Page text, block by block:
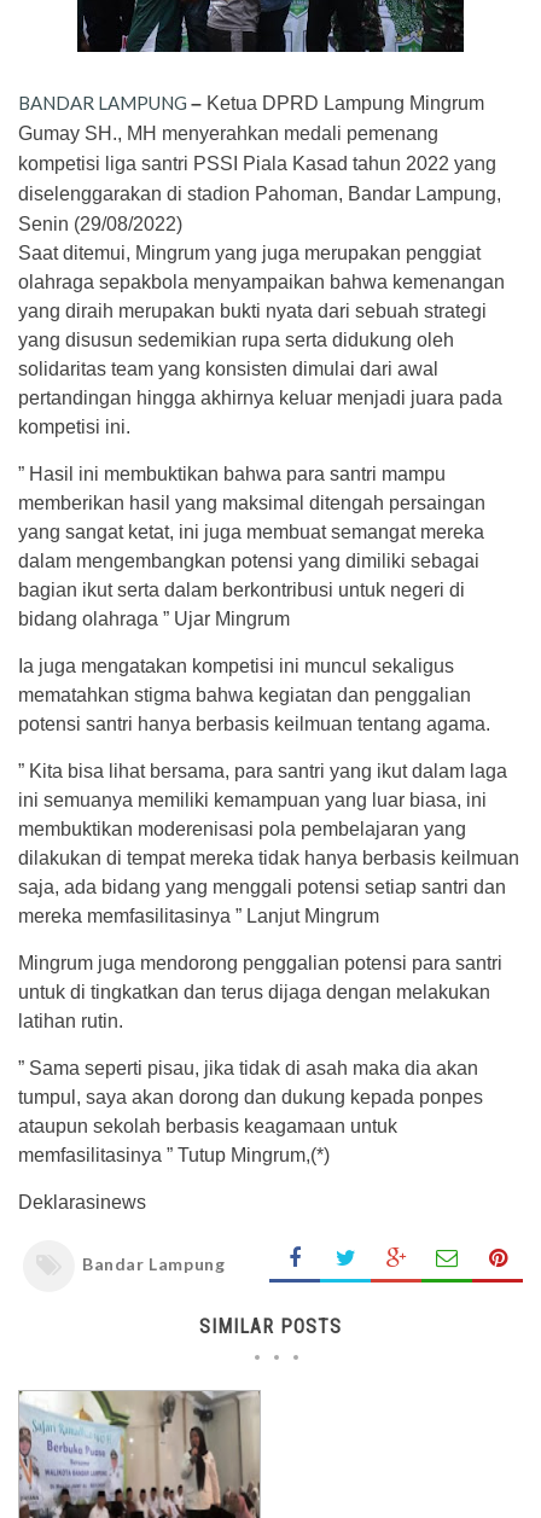
BANDAR LAMPUNG – Ketua DPRD Lampung Mingrum
Gumay SH., MH menyerahkan medali pemenang
kompetisi liga santri PSSI Piala Kasad tahun 2022 yang
diselenggarakan di stadion Pahoman, Bandar Lampung,
Senin (29/08/2022)
Saat ditemui, Mingrum yang juga merupakan penggiat
olahraga sepakbola menyampaikan bahwa kemenangan
yang diraih merupakan bukti nyata dari sebuah strategi
yang disusun sedemikian rupa serta didukung oleh
solidaritas team yang konsisten dimulai dari awal
pertandingan hingga akhirnya keluar menjadi juara pada
kompetisi ini.
” Hasil ini membuktikan bahwa para santri mampu
memberikan hasil yang maksimal ditengah persaingan
yang sangat ketat, ini juga membuat semangat mereka
dalam mengembangkan potensi yang dimiliki sebagai
bagian ikut serta dalam berkontribusi untuk negeri di
bidang olahraga ” Ujar Mingrum
Ia juga mengatakan kompetisi ini muncul sekaligus
mematahkan stigma bahwa kegiatan dan penggalian
potensi santri hanya berbasis keilmuan tentang agama.
” Kita bisa lihat bersama, para santri yang ikut dalam laga
ini semuanya memiliki kemampuan yang luar biasa, ini
membuktikan moderenisasi pola pembelajaran yang
dilakukan di tempat mereka tidak hanya berbasis keilmuan
saja, ada bidang yang menggali potensi setiap santri dan
mereka memfasilitasinya ” Lanjut Mingrum
Mingrum juga mendorong penggalian potensi para santri
untuk di tingkatkan dan terus dijaga dengan melakukan
latihan rutin.
” Sama seperti pisau, jika tidak di asah maka dia akan
tumpul, saya akan dorong dan dukung kepada ponpes
ataupun sekolah berbasis keagamaan untuk
memfasilitasinya ” Tutup Mingrum,(*)
Deklarasinews
Bandar Lampung
SIMILAR POSTS